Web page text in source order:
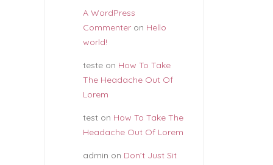
A WordPress
Commenter on Hello
world!
teste on How To Take
The Headache Out Of
Lorem
test on How To Take The
Headache Out Of Lorem
admin on Don’t Just Sit